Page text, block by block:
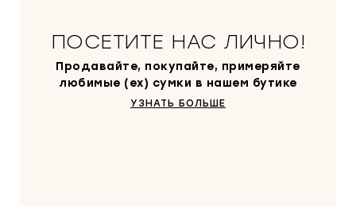
ПОСЕТИТЕ НАС ЛИЧНО!
Продавайте, покупайте, примеряйте
любимые (ex) сумки в нашем бутике
УЗНАТЬ БОЛЬШЕ